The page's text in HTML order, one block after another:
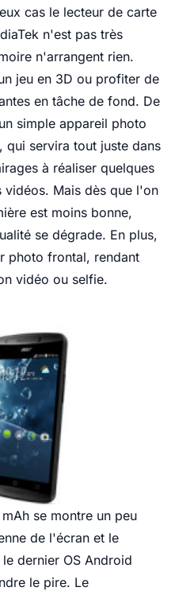
cas le lecteur de carte
n'est pas très
n'arrangent rien.
jeu en 3D ou profiter de
en tâche de fond. De
simple appareil photo
qui servira tout juste dans
à réaliser quelques
vidéos. Mais dès que l'on
est moins bonne,
se dégrade. En plus,
photo frontal, rendant
vidéo ou selfie.
se montre un peu
de l'écran et le
dernier OS Android
le pire. Le